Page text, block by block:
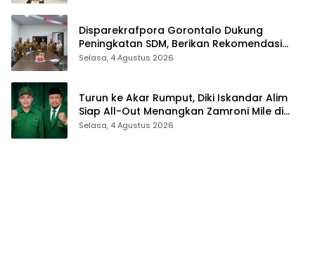
Disparekrafpora Gorontalo Dukung
Peningkatan SDM, Berikan Rekomendasi
Studi S3 bagi Pegawai
Selasa, 4 Agustus 2026
Turun ke Akar Rumput, Diki Iskandar Alim
Siap All-Out Menangkan Zamroni Mile di
Pilkada Bone Bolango
Selasa, 4 Agustus 2026